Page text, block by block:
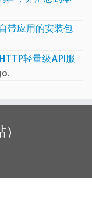
带应用的安装包
轻量级API服